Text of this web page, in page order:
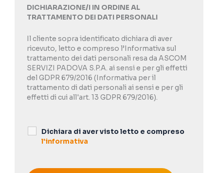
DICHIARAZIONE/I IN ORDINE AL
TRATTAMENTO DEI DATI PERSONALI
Il cliente sopra identificato dichiara di aver
ricevuto, letto e compreso l’Informativa sul
trattamento dei dati personali resa da ASCOM
SERVIZI PADOVA S.P.A. ai sensi e per gli effetti
del GDPR 679/2016 (Informativa per il
trattamento di dati personali ai sensi e per gli
effetti di cui all'art. 13 GDPR 679/2016).
Dichiara di aver visto letto e compreso
l'informativa